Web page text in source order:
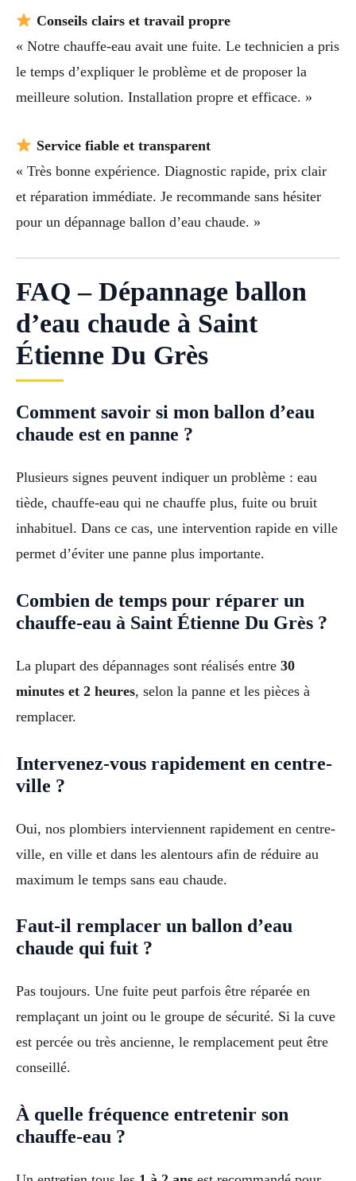
Conseils clairs et travail propre
« Notre chauffe-eau avait une fuite. Le technicien a pris
le temps d’expliquer le problème et de proposer la
meilleure solution. Installation propre et efficace. »
Service fiable et transparent
« Très bonne expérience. Diagnostic rapide, prix clair
et réparation immédiate. Je recommande sans hésiter
pour un dépannage ballon d’eau chaude. »
FAQ – Dépannage ballon
d’eau chaude à Saint
Étienne Du Grès
Comment savoir si mon ballon d’eau
chaude est en panne ?
Plusieurs signes peuvent indiquer un problème : eau
tiède, chauffe-eau qui ne chauffe plus, fuite ou bruit
inhabituel. Dans ce cas, une intervention rapide en ville
permet d’éviter une panne plus importante.
Combien de temps pour réparer un
chauffe-eau à Saint Étienne Du Grès ?
La plupart des dépannages sont réalisés entre 30
minutes et 2 heures, selon la panne et les pièces à
remplacer.
Intervenez-vous rapidement en centre-
ville ?
Oui, nos plombiers interviennent rapidement en centre-
ville, en ville et dans les alentours afin de réduire au
maximum le temps sans eau chaude.
Faut-il remplacer un ballon d’eau
chaude qui fuit ?
Pas toujours. Une fuite peut parfois être réparée en
remplaçant un joint ou le groupe de sécurité. Si la cuve
est percée ou très ancienne, le remplacement peut être
conseillé.
À quelle fréquence entretenir son
chauffe-eau ?